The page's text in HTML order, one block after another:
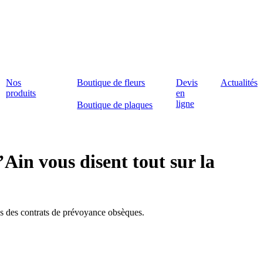
Nos
produits
Boutique de fleurs
Boutique de plaques
Devis
en
ligne
Actualités
vous disent tout sur la
contrats de prévoyance obsèques.